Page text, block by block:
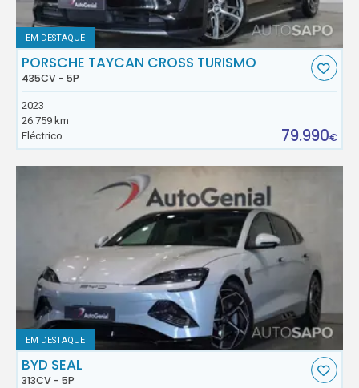
EM DESTAQUE
PORSCHE TAYCAN CROSS TURISMO
435CV - 5P
2023
26.759 km
Eléctrico
79.990€
EM DESTAQUE
BYD SEAL
313CV - 5P